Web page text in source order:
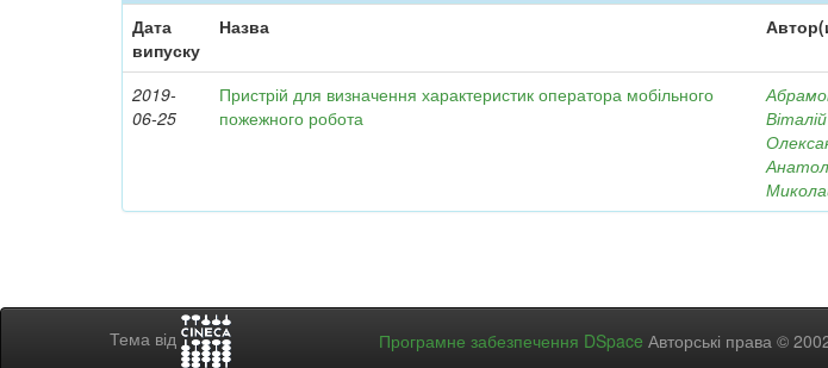
Дата
випуску
Назва
2019-
06-25
Пристрій для визначення характеристик оператора мобільного
пожежного робота
Тема від Програмне забезпечення DSpace Авторські права ©